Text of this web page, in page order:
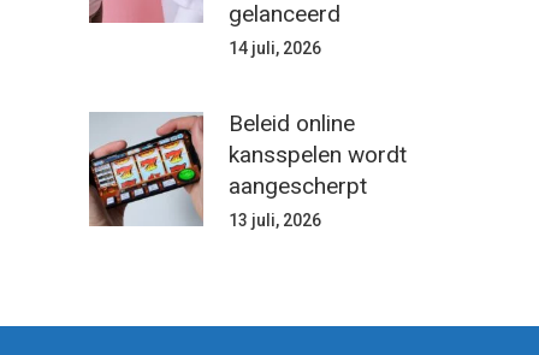
gelanceerd
14 juli, 2026
Beleid online
kansspelen wordt
aangescherpt
13 juli, 2026